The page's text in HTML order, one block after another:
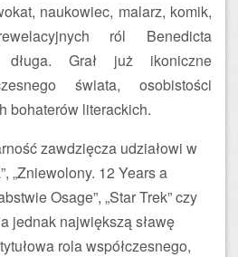
naukowiec, malarz, komik,
ról Benedicta
długa. Grał już ikoniczne
świata, osobistości
bohaterów literackich.
zawdzięcza udziałowi w
„Zniewolony. 12 Years a
Osage”, „Star Trek” czy
jednak największą sławę
rola współczesnego,